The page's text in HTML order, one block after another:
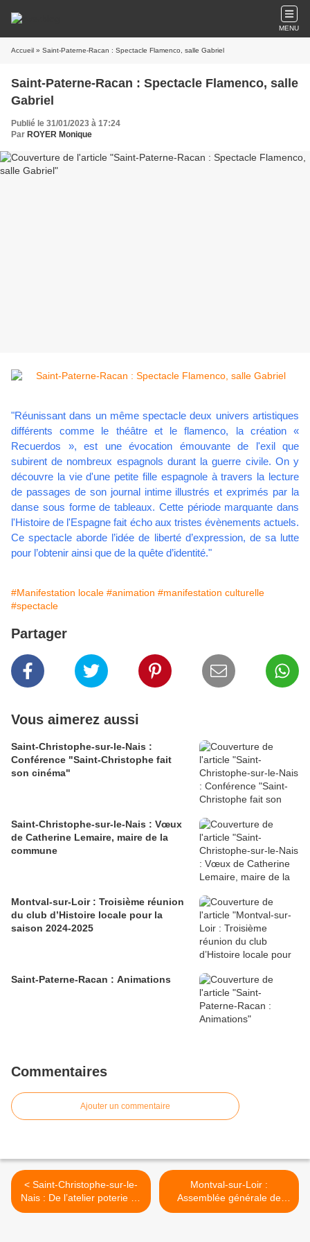
MENU
Accueil » Saint-Paterne-Racan : Spectacle Flamenco, salle Gabriel
Saint-Paterne-Racan : Spectacle Flamenco, salle
Gabriel
Publié le 31/01/2023 à 17:24
Par ROYER Monique
"Réunissant dans un même spectacle deux univers artistiques
différents comme le théâtre et le flamenco, la création «
Recuerdos », est une évocation émouvante de l'exil que
subirent de nombreux espagnols durant la guerre civile. On y
découvre la vie d'une petite fille espagnole à travers la lecture
de passages de son journal intime illustrés et exprimés par la
danse sous forme de tableaux. Cette période marquante dans
l'Histoire de l'Espagne fait écho aux tristes évènements actuels.
Ce spectacle aborde l’idée de liberté d’expression, de sa lutte
pour l’obtenir ainsi que de la quête d’identité."
#Manifestation locale #animation #manifestation culturelle
#spectacle
Partager
Vous aimerez aussi
Saint-Christophe-sur-le-Nais :
Conférence "Saint-Christophe fait
son cinéma"
Saint-Christophe-sur-le-Nais : Vœux
de Catherine Lemaire, maire de la
commune
Montval-sur-Loir : Troisième réunion
du club d’Histoire locale pour la
saison 2024-2025
Saint-Paterne-Racan : Animations
Commentaires
Ajouter un commentaire
< Saint-Christophe-sur-le-
Nais : De l’atelier poterie en
CE1 à son propre atelier de
Montval-sur-Loir :
Assemblée générale de
Pédibus >